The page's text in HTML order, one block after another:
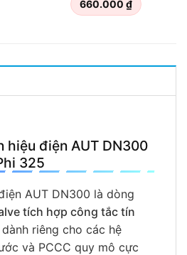
660.000 ₫
hiệu điện AUT DN300
325
AUT DN300 là dòng
tích hợp công tắc tín
riêng cho các hệ
và PCCC quy mô cực